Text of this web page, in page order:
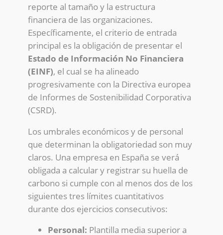
reporte al tamaño y la estructura
financiera de las organizaciones.
Específicamente, el criterio de entrada
principal es la obligación de presentar el
Estado de Información No Financiera
(EINF), el cual se ha alineado
progresivamente con la Directiva europea
de Informes de Sostenibilidad Corporativa
(CSRD).
Los umbrales económicos y de personal
que determinan la obligatoriedad son muy
claros. Una empresa en España se verá
obligada a calcular y registrar su huella de
carbono si cumple con al menos dos de los
siguientes tres límites cuantitativos
durante dos ejercicios consecutivos:
Personal: Plantilla media superior a